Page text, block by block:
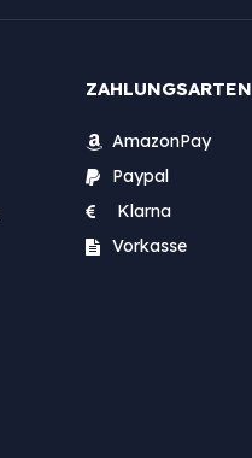
ZAHLUNGSARTEN
AmazonPay
Paypal
Klarna
Vorkasse